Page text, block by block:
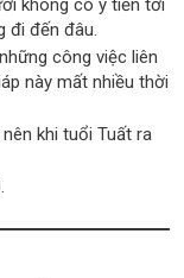
đi đến đâu.
công việc liên
này mất nhiều thời
khi tuổi Tuất ra